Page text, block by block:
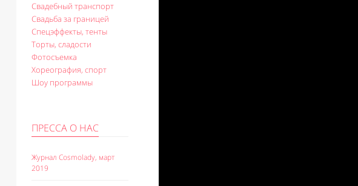
Свадебный транспорт
Свадьба за границей
Спецэффекты, тенты
Торты, сладости
Фотосъемка
Хореография, спорт
Шоу программы
ПРЕССА О НАС
Журнал Cosmolady, март
2019